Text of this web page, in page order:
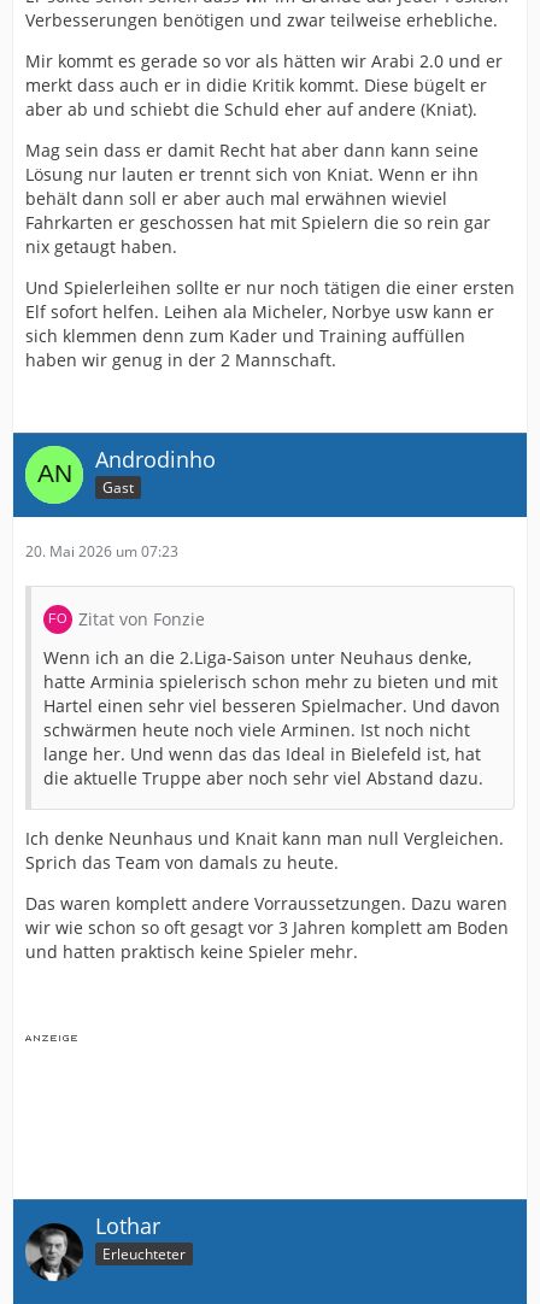
Verbesserungen benötigen und zwar teilweise erhebliche.
Mir kommt es gerade so vor als hätten wir Arabi 2.0 und er
merkt dass auch er in didie Kritik kommt. Diese bügelt er
aber ab und schiebt die Schuld eher auf andere (Kniat).
Mag sein dass er damit Recht hat aber dann kann seine
Lösung nur lauten er trennt sich von Kniat. Wenn er ihn
behält dann soll er aber auch mal erwähnen wieviel
Fahrkarten er geschossen hat mit Spielern die so rein gar
nix getaugt haben.
Und Spielerleihen sollte er nur noch tätigen die einer ersten
Elf sofort helfen. Leihen ala Micheler, Norbye usw kann er
sich klemmen denn zum Kader und Training auffüllen
haben wir genug in der 2 Mannschaft.
Androdinho
Gast
20. Mai 2026 um 07:23
Zitat von Fonzie
Wenn ich an die 2.Liga-Saison unter Neuhaus denke,
hatte Arminia spielerisch schon mehr zu bieten und mit
Hartel einen sehr viel besseren Spielmacher. Und davon
schwärmen heute noch viele Arminen. Ist noch nicht
lange her. Und wenn das das Ideal in Bielefeld ist, hat
die aktuelle Truppe aber noch sehr viel Abstand dazu.
Ich denke Neunhaus und Knait kann man null Vergleichen.
Sprich das Team von damals zu heute.
Das waren komplett andere Vorraussetzungen. Dazu waren
wir wie schon so oft gesagt vor 3 Jahren komplett am Boden
und hatten praktisch keine Spieler mehr.
Lothar
Erleuchteter